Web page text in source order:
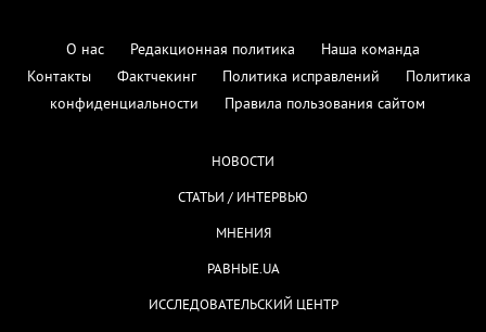
О нас Редакционная политика
Наша команда
Контакты
Фактчекинг Политика исправлений
Политика
конфиденциальности
Правила пользования сайтом
НОВОСТИ
СТАТЬИ / ИНТЕРВЬЮ
МНЕНИЯ
РАВНЫЕ.UA
ИССЛЕДОВАТЕЛЬСКИЙ ЦЕНТР